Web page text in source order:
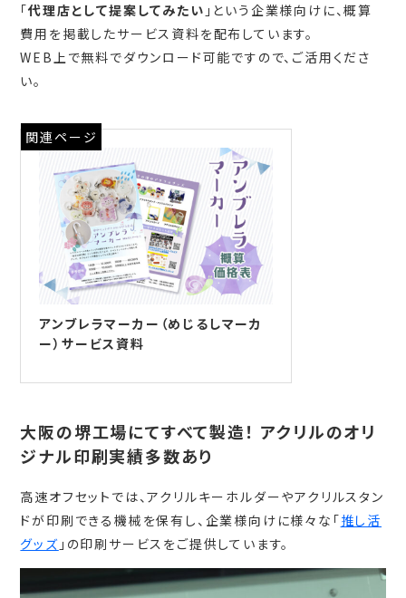
「代理店として提案してみたい 」という企業様向けに、概算
費用を掲載したサービス資料を配布しています。
WEB上で無料でダウンロード可能ですので、ご活用くださ
い。
関連ページ
アンブレラマーカー（めじるしマーカ
ー）サービス資料
大阪の堺工場にてすべて製造！ アクリルのオリ
ジナル印刷実績多数あり
高速オフセットでは、アクリルキーホルダーやアクリルスタン
ドが印刷できる機械を保有し、企業様向けに様々な「推し活
グッズ 」の印刷サービスをご提供しています。